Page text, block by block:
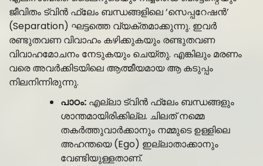
ജീവിതം ട്വിൻ ഫ്ലേം ബന്ധങ്ങളിലെ ‘സെപ്പറേഷൻ’
(Separation) ഘട്ടത്തെ വ്യക്തമാക്കുന്നു. ഇവർ
രണ്ടുതവണ വിവാഹം കഴിക്കുകയും രണ്ടുതവണ
വിവാഹമോചനം നേടുകയും ചെയ്തു. എങ്കിലും മരണം
വരെ അവർക്കിടയിലെ ആത്മീയമായ ആ കടുപ്പം
നിലനിന്നിരുന്നു.
പാഠം: എല്ലാ ട്വിൻ ഫ്ലേം ബന്ധങ്ങളും
ശാന്തമായിരിക്കില്ല. ചിലത് നമ്മെ
തകർത്തുവാർക്കാനും നമ്മുടെ ഉള്ളിലെ
അഹന്തയെ (Ego) ഇല്ലാതാക്കാനും
വേണ്ടിയുള്ളതാണ്.